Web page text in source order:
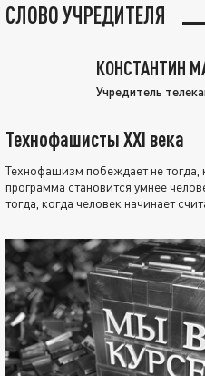
СЛОВО УЧРЕДИТЕЛЯ
КОНСТАНТИН
Учредитель
Технофашисты XXI века
Технофашизм побеждает не тогда,
программа становится умнее
тогда, когда человек начинает